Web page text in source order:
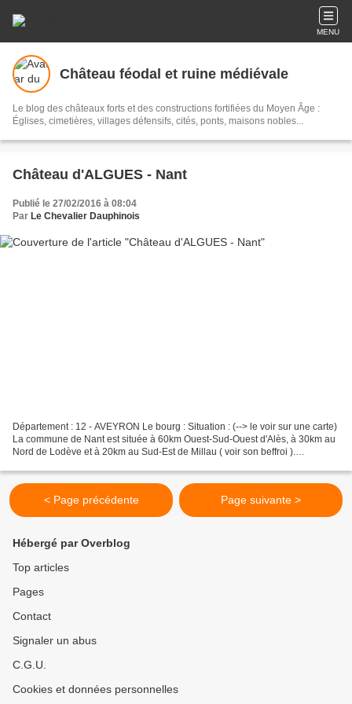
MENU
Château féodal et ruine médiévale
Le blog des châteaux forts et des constructions fortifiées du Moyen Âge :
Églises, cimetières, villages défensifs, cités, ponts, maisons nobles...
Château d'ALGUES - Nant
Publié le 27/02/2016 à 08:04
Par Le Chevalier Dauphinois
Département : 12 - AVEYRON Le bourg : Situation : (--> le voir sur une carte)
La commune de Nant est située à 60km Ouest-Sud-Ouest d'Alès, à 30km au
Nord de Lodève et à 20km au Sud-Est de Millau ( voir son beffroi ).
< Page précédente Page suivante >
Hébergé par Overblog
Top articles
Pages
Contact
Signaler un abus
C.G.U.
Cookies et données personnelles